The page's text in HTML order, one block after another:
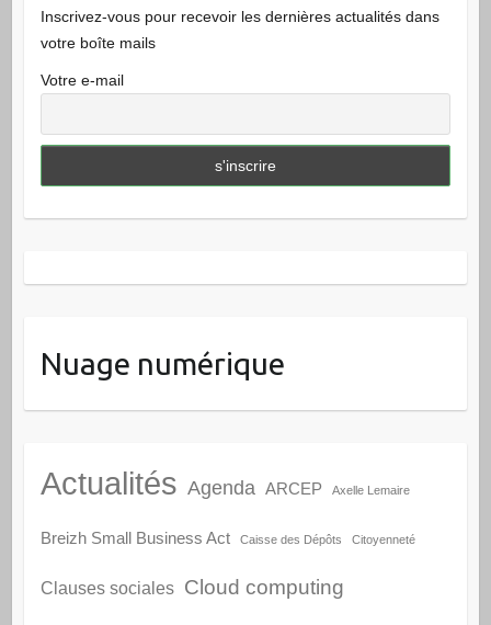
Inscrivez-vous pour recevoir les dernières actualités dans
votre boîte mails
Votre e-mail
Nuage numérique
Actualités Agenda ARCEP Axelle Lemaire
Breizh Small Business Act Caisse des Dépôts Citoyenneté
Clauses sociales Cloud computing